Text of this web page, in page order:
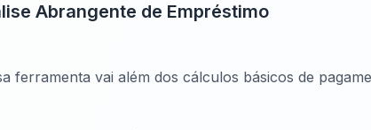
Abrangente de Empréstimo
ferramenta vai além dos cálculos básicos de